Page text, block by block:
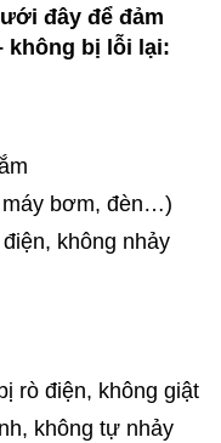
đây để đảm
không bị lỗi lại:
máy bơm, đèn…)
không nhảy
rò điện, không giật
không tự nhảy